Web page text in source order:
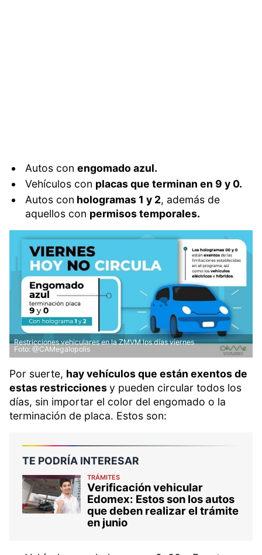
Autos conengomado azul.
Vehículos con placas que terminan en 9 y 0.
Autos con hologramas 1 y 2, además de
aquellos con permisos temporales.
Restricciones vehiculares en la ZMVM los días viernes
Foto: @CAMegalopolis
Por suerte, hay vehículos que están exentos de
estas restriccionesy pueden circular todos los
días, sin importar el color del engomado o la
terminación de placa. Estos son:
TE PODRÍA INTERESAR
TRÁMITES
Verificación vehicular
Edomex: Estos son los autos
que deben realizar el trámite
en junio